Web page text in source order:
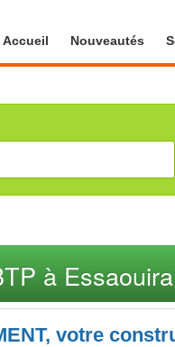
Accueil Nouveautés
à Essaouira
votre